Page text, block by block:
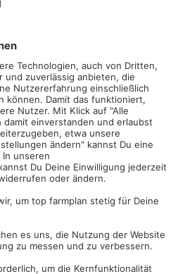
801 44 84
dem Laufenden!
Tipps und hilfreiche Anleitungen!
dich kostenlos!